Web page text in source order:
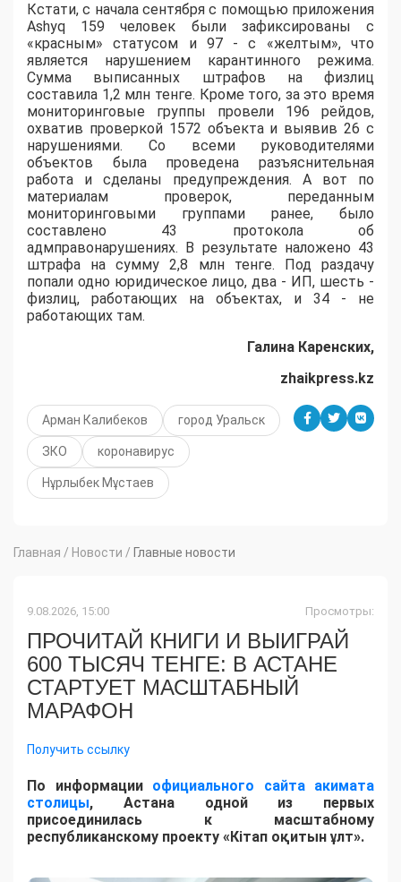
Кстати, с начала сентября с помощью приложения
Ashyq 159 человек были зафиксированы с
«красным» статусом и 97 - с «желтым», что
является нарушением карантинного режима.
Сумма выписанных штрафов на физлиц
составила 1,2 млн тенге. Кроме того, за это время
мониторинговые группы провели 196 рейдов,
охватив проверкой 1572 объекта и выявив 26 с
нарушениями. Со всеми руководителями
объектов была проведена разъяснительная
работа и сделаны предупреждения. А вот по
материалам проверок, переданным
мониторинговыми группами ранее, было
составлено 43 протокола об
адмправонарушениях. В результате наложено 43
штрафа на сумму 2,8 млн тенге. Под раздачу
попали одно юридическое лицо, два - ИП, шесть -
физлиц, работающих на объектах, и 34 - не
работающих там.
Галина Каренских,
zhaikpress.kz
Арман Калибеков город Уральск
ЗКО коронавирус
Нұрлыбек Мұстаев
Главная / Новости / Главные новости
9.08.2026, 15:00 Просмотры:
ПРОЧИТАЙ КНИГИ И ВЫИГРАЙ
600 ТЫСЯЧ ТЕНГЕ: В АСТАНЕ
СТАРТУЕТ МАСШТАБНЫЙ
МАРАФОН
Получить ссылку
По информации официального сайта акимата
столицы, Астана одной из первых
присоединилась к масштабному
республиканскому проекту «Кітап оқитын ұлт».